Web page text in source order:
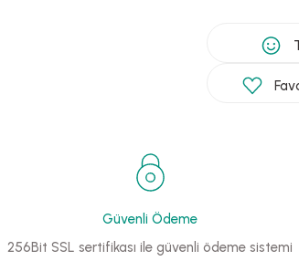
Güvenli Ödeme
256Bit SSL sertifikası ile güvenli ödeme sistemi